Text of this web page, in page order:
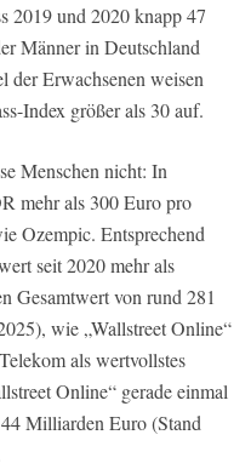
2019 und 2020 knapp 47
Männer in Deutschland
der Erwachsenen weisen
Index größer als 30 auf.
Menschen nicht: In
mehr als 300 Euro pro
Ozempic. Entsprechend
seit 2020 mehr als
Gesamtwert von rund 281
wie „Wallstreet Online“
als wertvollstes
Online“ gerade einmal
Milliarden Euro (Stand